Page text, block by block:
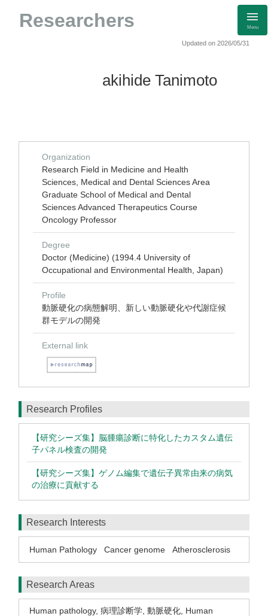
Researchers Menu
Updated on 2026/05/31
akihide Tanimoto
Organization
Research Field in Medicine and Health
Sciences, Medical and Dental Sciences Area
Graduate School of Medical and Dental
Sciences Advanced Therapeutics Course
Oncology Professor
Degree
Doctor (Medicine) (1994.4 University of
Occupational and Environmental Health, Japan)
Profile
動脈硬化の病態解明、新しい動脈硬化や代謝症候
群モデルの開発
External link
Research Profiles
【研究シーズ集】脳腫瘍診断に特化したカスタム遺伝
子パネル検査の開発
【研究シーズ集】ゲノム編集で遺伝子異常由来の病気
の治療に貢献する
Research Interests
Human Pathology Cancer genome Atherosclerosis
Research Areas
Human pathology, 病理診断学 動脈硬化 Human